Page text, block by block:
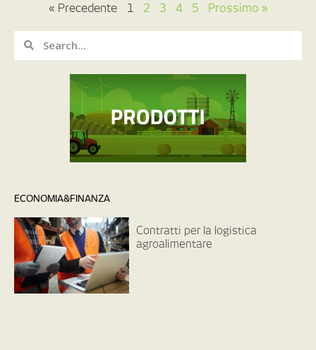
« Precedente 1 2 3 4 5 Prossimo »
ECONOMIA&FINANZA
Contratti per la logistica
agroalimentare